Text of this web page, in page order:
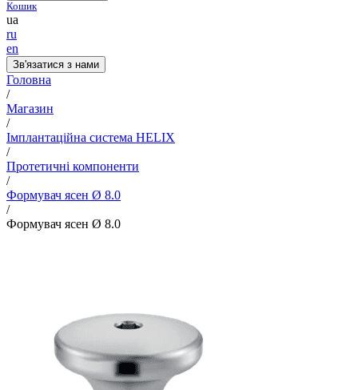
Кошик
ua
ru
en
Зв'язатися з нами
Головна
/
Магазин
/
Імплантаційна система HELIX
/
Протетичні компоненти
/
Формувач ясен Ø 8.0
/
Формувач ясен Ø 8.0